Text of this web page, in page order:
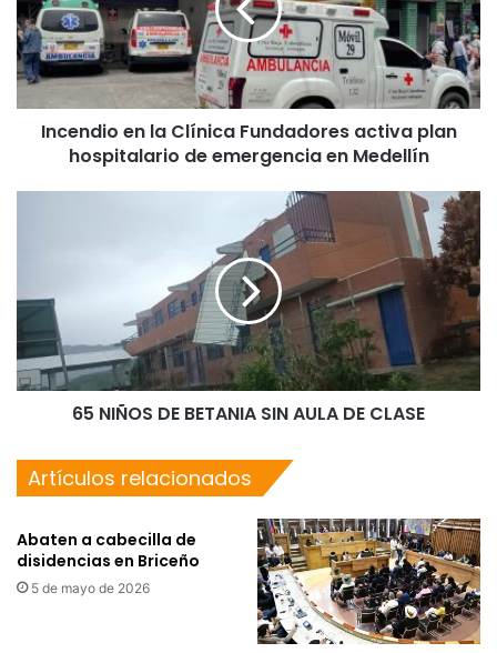
Incendio en la Clínica Fundadores activa plan
hospitalario de emergencia en Medellín
65 NIÑOS DE BETANIA SIN AULA DE CLASE
Artículos relacionados
Abaten a cabecilla de
disidencias en Briceño
5 de mayo de 2026